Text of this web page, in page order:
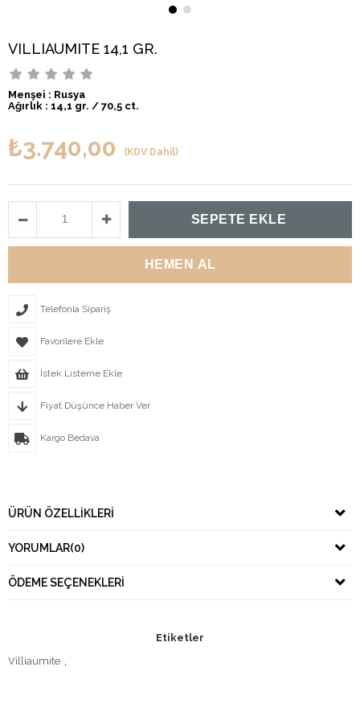
VILLIAUMITE 14,1 GR.
Menşei : Rusya
Ağırlık : 14,1 gr. / 70,5 ct.
₺3.740,00 (KDV Dahil)
Telefonla Sipariş
Favorilere Ekle
İstek Listeme Ekle
Fiyat Düşünce Haber Ver
Kargo Bedava
ÜRÜN ÖZELLIKLERI
YORUMLAR(0)
ÖDEME SEÇENEKLERI
Etiketler
Villiaumite